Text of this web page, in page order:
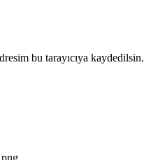
bu tarayıcıya kaydedilsin.